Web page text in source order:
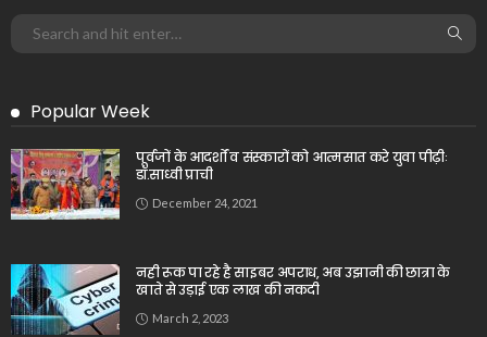
Popular Week
पूर्वजों के आदर्शों व संस्कारों को आत्मसात करे युवा पीढ़ीः
डॉ.साध्वी प्राची
December 24, 2021
नही रूक पा रहे है साइबर अपराध, अब उझानी की छात्रा के
खाते से उड़ाई एक लाख की नकदी
March 2, 2023